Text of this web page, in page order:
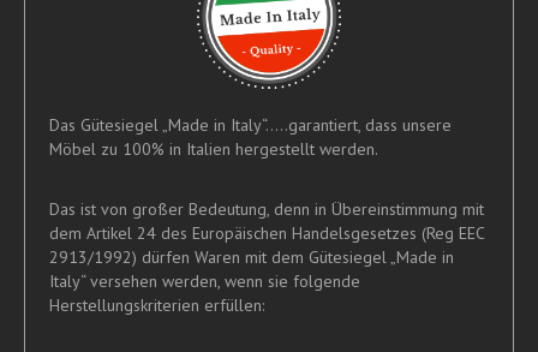
Das Gütesiegel „Made in Italy“.....garantiert, dass unsere
Möbel zu 100% in Italien hergestellt werden.
Das ist von großer Bedeutung, denn in Übereinstimmung mit
dem Artikel 24 des Europäischen Handelsgesetzes (Reg EEC
2913/1992) dürfen Waren mit dem Gütesiegel „Made in
Italy“ versehen werden, wenn sie folgende
Herstellungskriterien erfüllen: